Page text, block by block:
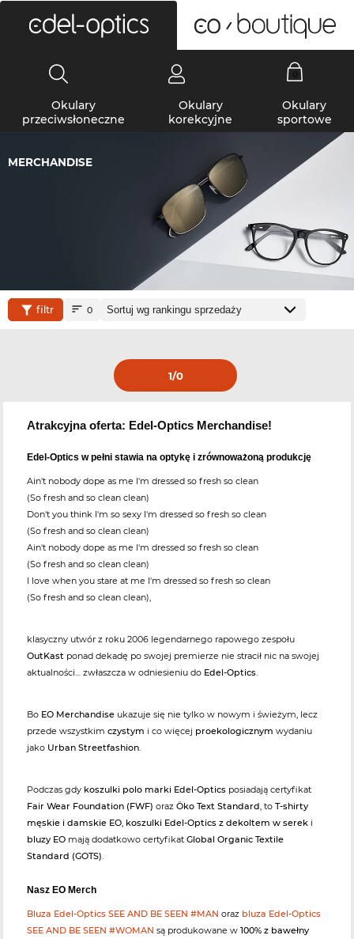
Okulary
przeciwsłoneczne
Okulary
korekcyjne
Okulary
sportowe
MERCHANDISE
filtr 0
1/0
Atrakcyjna oferta: Edel-Optics Merchandise!
Edel-Optics w pełni stawia na optykę i zrównoważoną produkcję
Ain't nobody dope as me I'm dressed so fresh so clean
(So fresh and so clean clean)
Don't you think I'm so sexy I'm dressed so fresh so clean
(So fresh and so clean clean)
Ain't nobody dope as me I'm dressed so fresh so clean
(So fresh and so clean clean)
I love when you stare at me I'm dressed so fresh so clean
(So fresh and so clean clean),
klasyczny utwór z roku 2006 legendarnego rapowego zespołu
OutKast ponad dekadę po swojej premierze nie stracił nic na swojej
aktualności… zwłaszcza w odniesieniu do Edel-Optics.
Bo EO Merchandise ukazuje się nie tylko w nowym i świeżym, lecz
przede wszystkim czystym i co więcej proekologicznym wydaniu
jako Urban Streetfashion.
Podczas gdy koszulki polo marki Edel-Optics posiadają certyfikat
Fair Wear Foundation (FWF) oraz Öko Text Standard, to T-shirty
męskie i damskie EO, koszulki Edel-Optics z dekoltem w serek i
bluzy EO mają dodatkowo certyfikat Global Organic Textile
Standard (GOTS).
Nasz EO Merch
Bluza Edel-Optics SEE AND BE SEEN #MAN oraz bluza Edel-Optics
SEE AND BE SEEN #WOMAN są produkowane w 100% z bawełny